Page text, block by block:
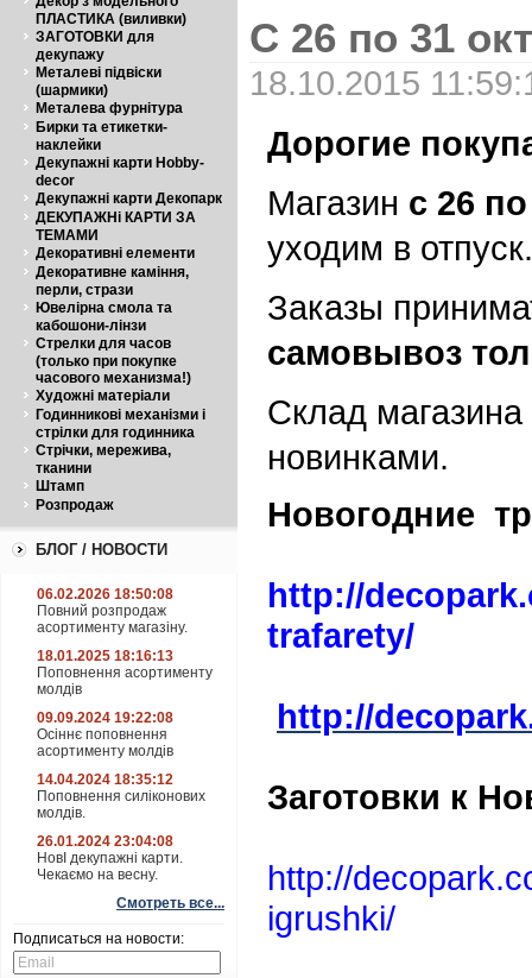
ПЛАСТИКА (виливки)
ЗАГОТОВКИ для
декупажу
Металеві підвіски
(шармики)
Металева фурнітура
Бирки та етикетки-
наклейки
Декупажні карти Hobby-
decor
Декупажні карти Декопарк
ДЕКУПАЖНі КАРТИ ЗА
ТЕМАМИ
Декоративні елементи
Декоративне каміння,
перли, стрази
Ювелірна смола та
кабошони-лінзи
Стрелки для часов
(только при покупке
часового механизма!)
Художні матеріали
Годинникові механізми і
стрілки для годинника
Стрічки, мережива,
тканини
Штамп
Розпродаж
БЛОГ / НОВОСТИ
06.02.2026 18:50:08
Повний розпродаж
асортименту магазіну.
18.01.2025 18:16:13
Поповнення асортименту
молдів
09.09.2024 19:22:08
Осіннє поповнення
асортименту молдів
14.04.2024 18:35:12
Поповнення силіконових
молдів.
26.01.2024 23:04:08
НовІ декупажні карти.
Чекаємо на весну.
Смотреть все...
Подписаться на новости:
С 26 по 31
18.10.2015
Дорогие
Магазин с 26
уходим в отпуск.
Заказы
самовывоз
Склад магазина
новинками.
Новогодние
http://
trafarety/
http://
Заготовки к
http://
igrushki/